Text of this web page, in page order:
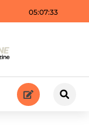
05:07:35